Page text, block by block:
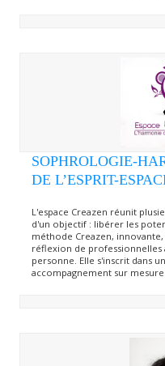
SOPHROLOGIE-
DE L’ESPRIT-
L'espace Creazen réunit
d'un objectif : libérer les
méthode Creazen,
réflexion de professionnelles
personne. Elle s'inscrit dans
accompagnement sur mesure.